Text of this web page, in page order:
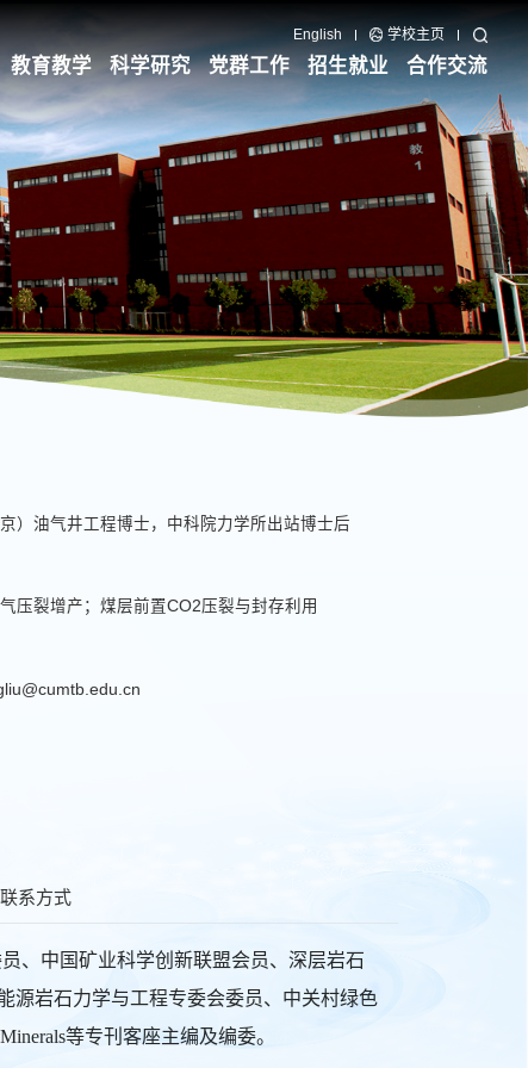
English 学校主页
教育教学 科学研究 党群工作 招生就业 合作交流
）油气井工程博士，中科院力学所出站博士后
压裂增产；煤层前置CO2压裂与封存利用
联系方式
、中国矿业科学创新联盟会员、深层岩石
源岩石力学与工程专委会委员、中关村绿色
等专刊客座主编及编委。